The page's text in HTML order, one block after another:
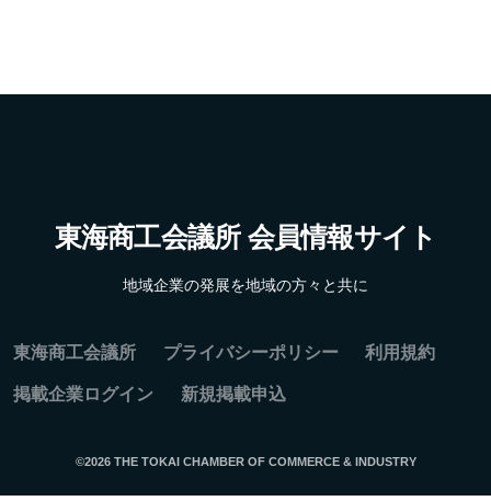
東海商工会議所 会員情報サイト
地域企業の発展を地域の方々と共に
東海商工会議所 プライバシーポリシー 利用規約
掲載企業ログイン 新規掲載申込
©2026 THE TOKAI CHAMBER OF COMMERCE & INDUSTRY